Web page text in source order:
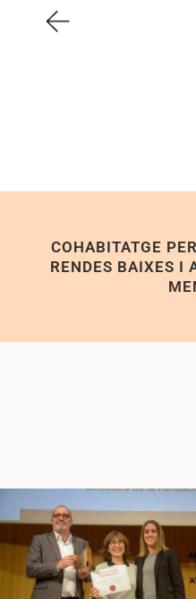
COHABITATGE
RENDES BAIXES I